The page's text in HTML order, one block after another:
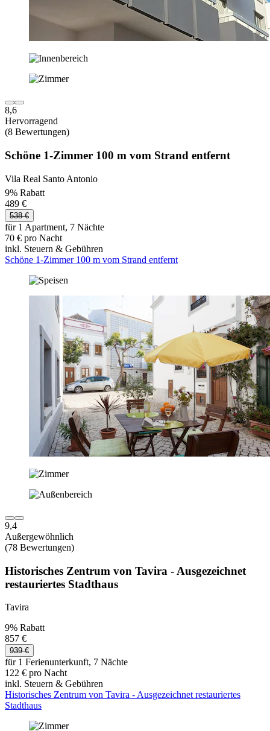
8,6
Hervorragend
(8 Bewertungen)
Schöne 1-Zimmer 100 m vom Strand entfernt
Vila Real Santo Antonio
9% Rabatt
489 €
538 €
für 1 Apartment, 7 Nächte
70 € pro Nacht
inkl. Steuern & Gebühren
Schöne 1-Zimmer 100 m vom Strand entfernt
9,4
Außergewöhnlich
(78 Bewertungen)
Historisches Zentrum von Tavira - Ausgezeichnet
restauriertes Stadthaus
Tavira
9% Rabatt
857 €
939 €
für 1 Ferienunterkunft, 7 Nächte
122 € pro Nacht
inkl. Steuern & Gebühren
Historisches Zentrum von Tavira - Ausgezeichnet restauriertes
Stadthaus